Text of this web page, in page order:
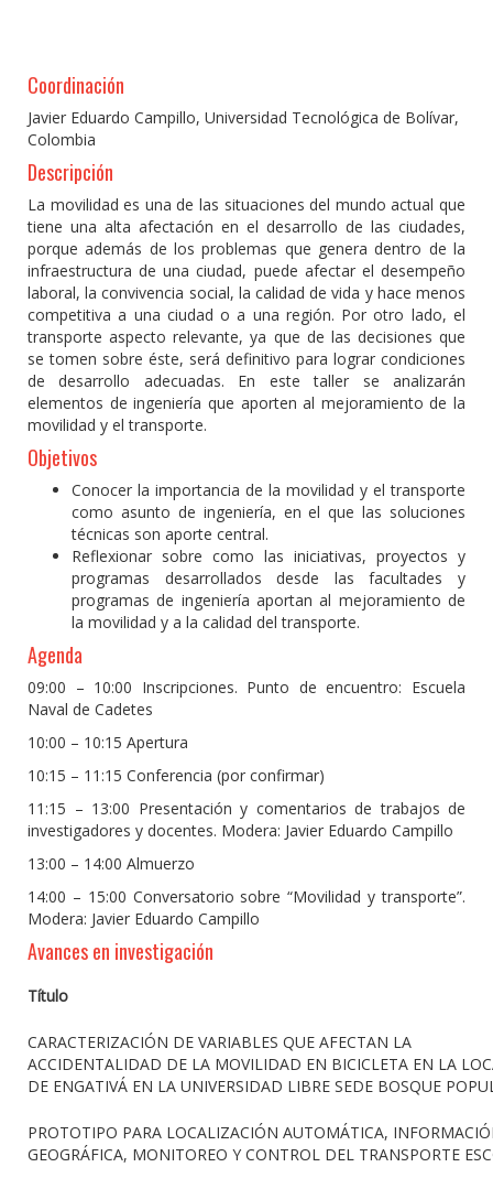
Coordinación
Javier Eduardo Campillo, Universidad Tecnológica de Bolívar,
Colombia
Descripción
La movilidad es una de las situaciones del mundo actual que
tiene una alta afectación en el desarrollo de las ciudades,
porque además de los problemas que genera dentro de la
infraestructura de una ciudad, puede afectar el desempeño
laboral, la convivencia social, la calidad de vida y hace menos
competitiva a una ciudad o a una región. Por otro lado, el
transporte aspecto relevante, ya que de las decisiones que
se tomen sobre éste, será definitivo para lograr condiciones
de desarrollo adecuadas. En este taller se analizarán
elementos de ingeniería que aporten al mejoramiento de la
movilidad y el transporte.
Objetivos
Conocer la importancia de la movilidad y el transporte
como asunto de ingeniería, en el que las soluciones
técnicas son aporte central.
Reflexionar sobre como las iniciativas, proyectos y
programas desarrollados desde las facultades y
programas de ingeniería aportan al mejoramiento de
la movilidad y a la calidad del transporte.
Agenda
09:00 – 10:00 Inscripciones. Punto de encuentro: Escuela
Naval de Cadetes
10:00 – 10:15 Apertura
10:15 – 11:15 Conferencia (por confirmar)
11:15 – 13:00 Presentación y comentarios de trabajos de
investigadores y docentes. Modera: Javier Eduardo Campillo
13:00 – 14:00 Almuerzo
14:00 – 15:00 Conversatorio sobre “Movilidad y transporte”.
Modera: Javier Eduardo Campillo
Avances en investigación
Título
CARACTERIZACIÓN DE VARIABLES QUE AFECTAN LA
ACCIDENTALIDAD DE LA MOVILIDAD EN BICICLETA EN LA
DE ENGATIVÁ EN LA UNIVERSIDAD LIBRE SEDE BOSQUE
PROTOTIPO PARA LOCALIZACIÓN AUTOMÁTICA,
GEOGRÁFICA, MONITOREO Y CONTROL DEL TRANSPORTE